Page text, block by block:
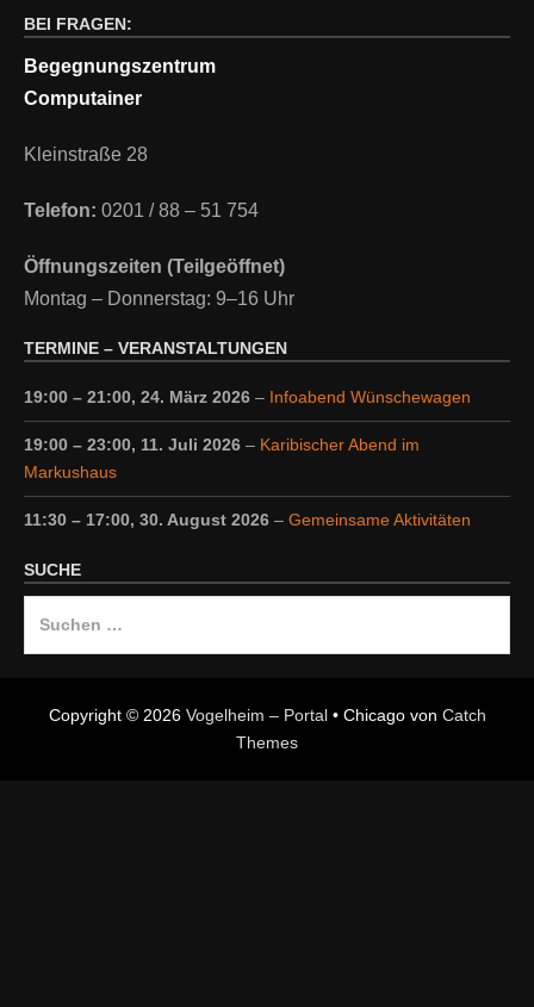
BEI FRAGEN:
Begegnungszentrum
Computainer
Kleinstraße 28
Telefon: 0201 / 88 – 51 754
Öffnungszeiten (Teilgeöffnet)
Montag – Donnerstag: 9–16 Uhr
TERMINE – VERANSTALTUNGEN
19:00 – 21:00, 24. März 2026 – Infoabend Wünschewagen
19:00 – 23:00, 11. Juli 2026 – Karibischer Abend im
Markushaus
11:30 – 17:00, 30. August 2026 – Gemeinsame Aktivitäten
SUCHE
Copyright © 2026 Vogelheim – Portal• Chicago von Catch
Themes